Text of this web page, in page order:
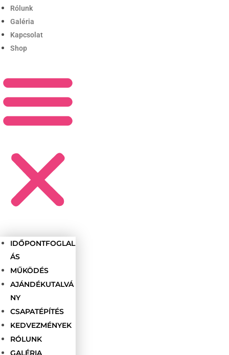
Rólunk
Galéria
Kapcsolat
Shop
IDŐPONTFOGLAL
ÁS
MŰKÖDÉS
AJÁNDÉKUTALVÁ
NY
CSAPATÉPÍTÉS
KEDVEZMÉNYEK
RÓLUNK
GALÉRIA